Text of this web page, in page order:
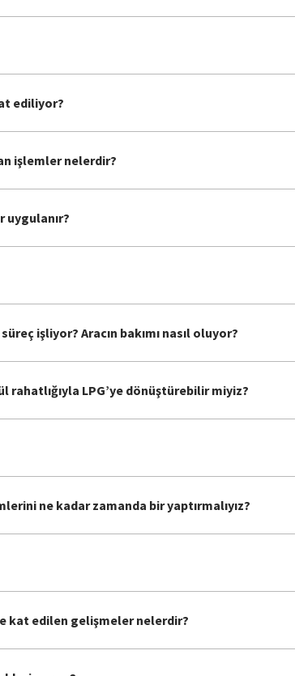
ediliyor?
işlemler nelerdir?
uygulanır?
işliyor? Aracın bakımı nasıl oluyor?
LPG’ye dönüştürebilir miyiz?
ne kadar zamanda bir yaptırmalıyız?
kat edilen gelişmeler nelerdir?